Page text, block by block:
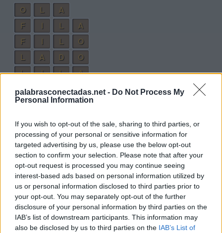
palabrasconectadas.net - Do Not Process My
Personal Information
If you wish to opt-out of the sale, sharing to third parties, or
processing of your personal or sensitive information for
targeted advertising by us, please use the below opt-out
section to confirm your selection. Please note that after your
opt-out request is processed you may continue seeing
interest-based ads based on personal information utilized by
us or personal information disclosed to third parties prior to
your opt-out. You may separately opt-out of the further
disclosure of your personal information by third parties on the
IAB’s list of downstream participants. This information may
also be disclosed by us to third parties on the IAB’s List of
O
L
A
F
L
A
F
I L
O
L
A D
O
L
I L
A
A
L F I
L
F
A L L
F
A L L I D
O
Palabras extra:
I
D
O
O
D
A
I
D
A
D
I L
O
O
D I
A